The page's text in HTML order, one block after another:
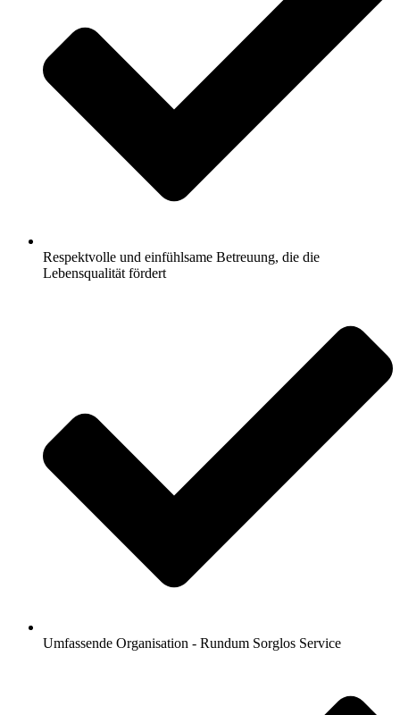
Respektvolle und einfühlsame Betreuung, die die
Lebensqualität fördert
Umfassende Organisation - Rundum Sorglos Service